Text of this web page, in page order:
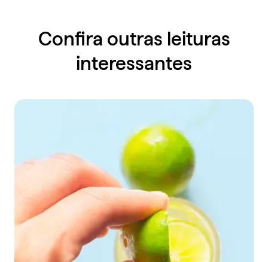
Confira outras leituras
interessantes